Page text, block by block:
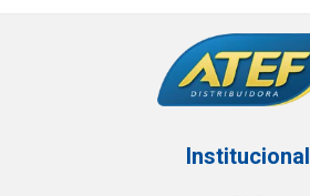
Institucional